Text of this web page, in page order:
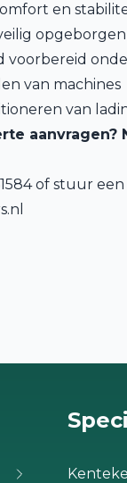
en
opgeborgen
voorbereid
van machines
van
aanvragen?
of stuur een